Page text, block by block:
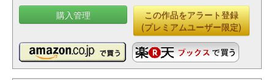
購入管理
この作品をアラート登録
(プレミアムユーザー限定)